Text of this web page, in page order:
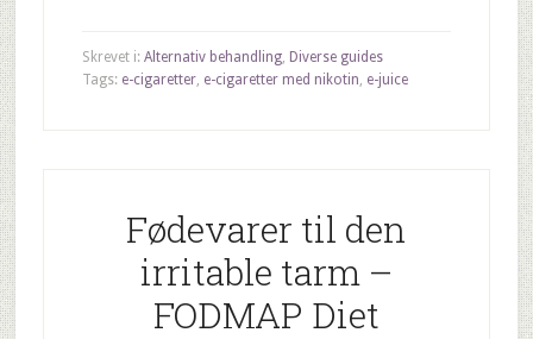
Skrevet i: Alternativ behandling, Diverse guides
Tags: e-cigaretter, e-cigaretter med nikotin, e-juice
Fødevarer til den
irritable tarm –
FODMAP Diet